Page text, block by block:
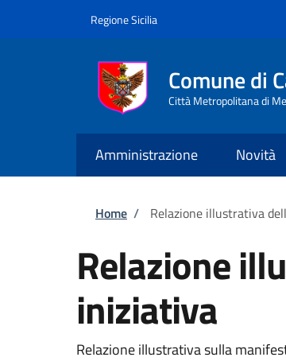
Regione Sicilia
Comune di
Città Metropolitana di
Amministrazione Novità
Briciole di
Home / Relazione illustrativa
Relazione
iniziativa
Relazione illustrativa sulla